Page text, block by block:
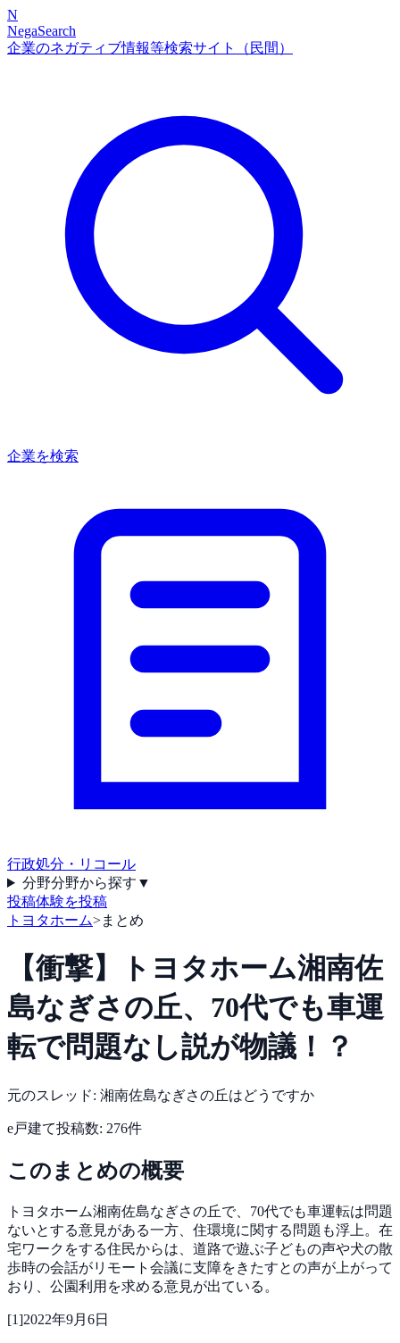
N
NegaSearch
企業のネガティブ情報等検索サイト（民間）
企業を検索
行政処分・リコール
分野分野から探す ▼
投稿体験を投稿
トヨタホーム>まとめ
【衝撃】トヨタホーム湘南佐
島なぎさの丘、70代でも車運
転で問題なし説が物議！？
元のスレッド: 湘南佐島なぎさの丘はどうですか
e戸建て投稿数: 276件
このまとめの概要
トヨタホーム湘南佐島なぎさの丘で、70代でも車運転は問題
ないとする意見がある一方、住環境に関する問題も浮上。在
宅ワークをする住民からは、道路で遊ぶ子どもの声や犬の散
歩時の会話がリモート会議に支障をきたすとの声が上がって
おり、公園利用を求める意見が出ている。
[1]2022年9月6日